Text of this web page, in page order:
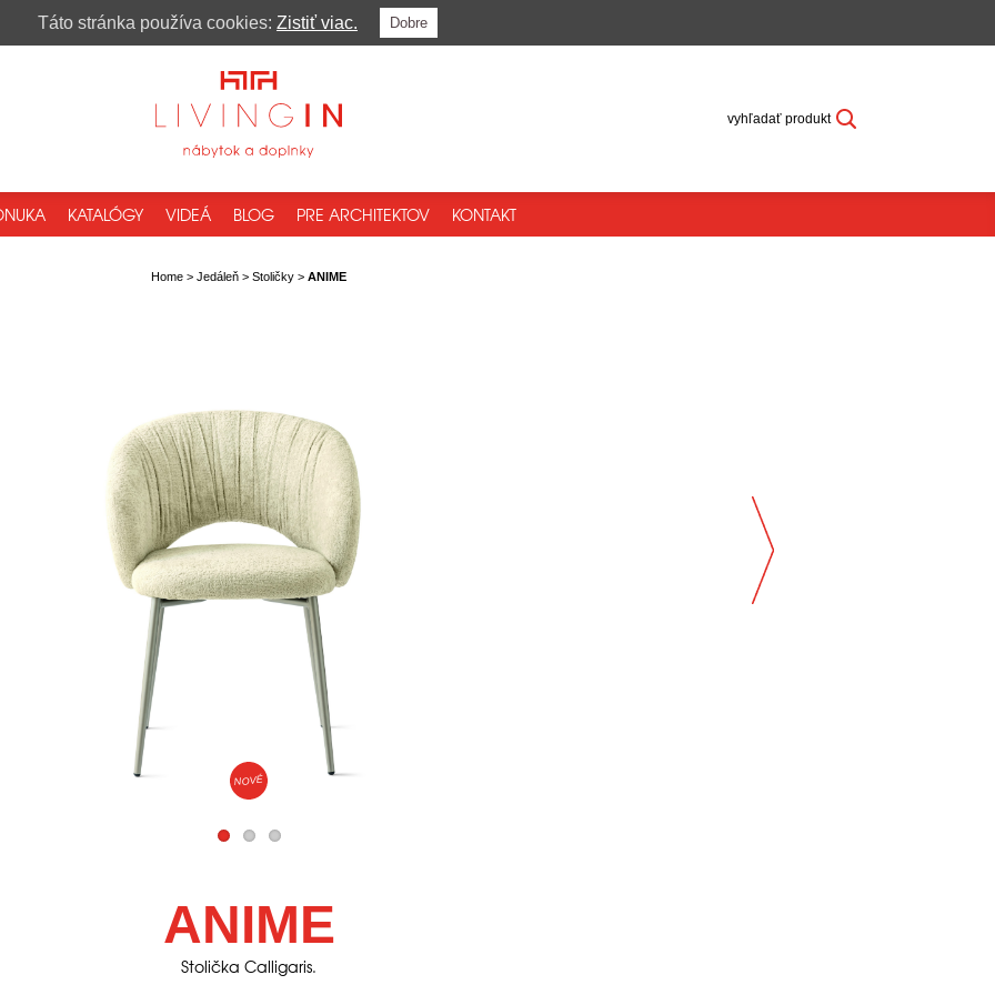
vyhľadať produkt
KATALÓGY VIDEÁ BLOG PRE ARCHITEKTOV KONTAKT
Home > Jedáleň > Stoličky > ANIME
NOVÉ
ANIME
Stolička Calligaris.
Táto stránka používa cookies: Zistiť viac. Dobre